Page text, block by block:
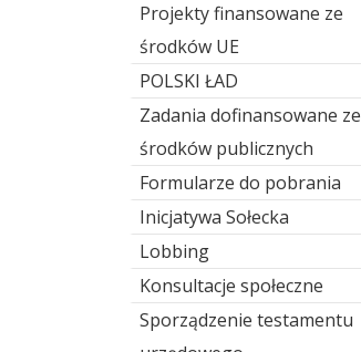
Projekty finansowane ze
środków UE
POLSKI ŁAD
Zadania dofinansowane ze
środków publicznych
Formularze do pobrania
Inicjatywa Sołecka
Lobbing
Konsultacje społeczne
Sporządzenie testamentu